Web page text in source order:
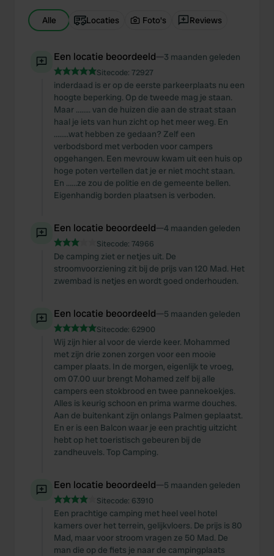
Alle Locaties Foto's Reviews
Een locatie beoordeeld—3 maanden geleden
Sitecode: 72927
inderdaad is er op de eerste parkeerplaats nu een
hoogte beperking. Op de tweede mag je staan.
Maar …….. van de huizen die aan de straat staan
haal je iets van hun zicht op het meer weg. En
……..wat hebben ze gedaan? Zelf een
verbodsbord met verboden voor campers
opgehangen. Een mevrouw kwam uit een huis op
hoge poten vertellen dat je er niet mocht staan.
En ……ze zou de politie en de gemeente bellen.
Eigenhandig borden plaatsen is verboden.
Een locatie beoordeeld—4 maanden geleden
Sitecode: 74966
De camping ziet er netjes uit. De
stroomvoorziening zit bij de prijs van 120 Mad. Het
zwembad is netjes en wordt goed onderhouden.
Een locatie beoordeeld—5 maanden geleden
Sitecode: 62900
Wij zijn hier al voor de vierde keer. Mohammed
met zijn drie zonen zorgen voor een mooie
camper plaats. In de morgen, eigenlijk te vroeg,
om 07.00 uur brengt Mohamed zelf bij alle
campers een stokbrood en twee pannekoekjes.
Alles is keurig schoon en prima warme douches.
Aan de buitenkant zijn onlangs Palmen geplaatst.
En er is een Balcon waar je een prachtig uitzicht
hebt op het toeristisch gebeuren bij de
zandheuvels. Top Camping.
Een locatie beoordeeld—5 maanden geleden
Sitecode: 63910
Een prachtige camping met heel veel hotel
kamers over het terrein, gelijkvloers. De prijs is 80
Mad, maar voor stroom vragen ze 50 Mad. De
man die op de fiets je naar de campingplaats